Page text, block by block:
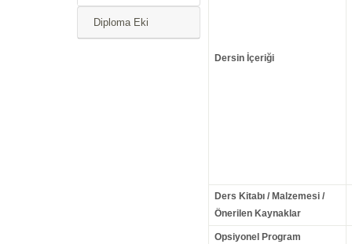
Diploma Eki
Dersin İçeriği
Ders Kitabı / Malzemesi /
Önerilen Kaynaklar
Opsiyonel Program